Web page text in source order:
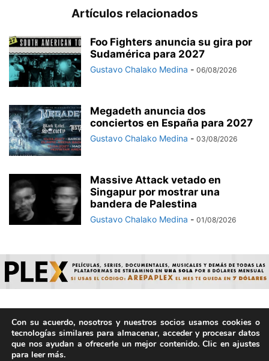
Artículos relacionados
Foo Fighters anuncia su gira por
Sudamérica para 2027
Gustavo Chalako Medina - 06/08/2026
Megadeth anuncia dos
conciertos en España para 2027
Gustavo Chalako Medina - 03/08/2026
Massive Attack vetado en
Singapur por mostrar una
bandera de Palestina
Gustavo Chalako Medina - 01/08/2026
© ArepaVolatil.Com 2021-2025 - Hecho por humanos, no por
IA. | Todos los derechos reservados.
Con su acuerdo, nosotros y nuestros socios usamos cookies o
tecnologías similares para almacenar, acceder y procesar datos
que nos ayudan a ofrecerle un mejor contenido. Clic en ajustes
para leer más.